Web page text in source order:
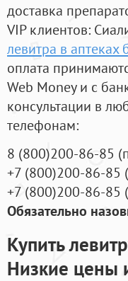
доставка
VIP клиентов:
левитра в аптеках
оплата
Web Money и с
консультации в
телефонам:
8 (800)200-86-85 (
+7 (800)200-86-85 (
+7 (800)200-86-85 (
Обязательно
Купить
Низкие цены